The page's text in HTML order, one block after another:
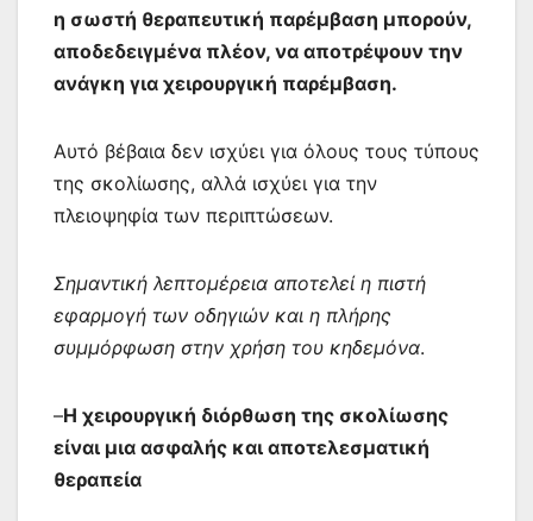
η σωστή θεραπευτική παρέμβαση μπορούν,
αποδεδειγμένα πλέον, να αποτρέψουν την
ανάγκη για χειρουργική παρέμβαση.
Αυτό βέβαια δεν ισχύει για όλους τους τύπους
της σκολίωσης, αλλά ισχύει για την
πλειοψηφία των περιπτώσεων.
Σημαντική λεπτομέρεια αποτελεί η πιστή
εφαρμογή των οδηγιών και η πλήρης
συμμόρφωση στην χρήση του κηδεμόνα.
–Η χειρουργική διόρθωση της σκολίωσης
είναι μια ασφαλής και αποτελεσματική
θεραπεία